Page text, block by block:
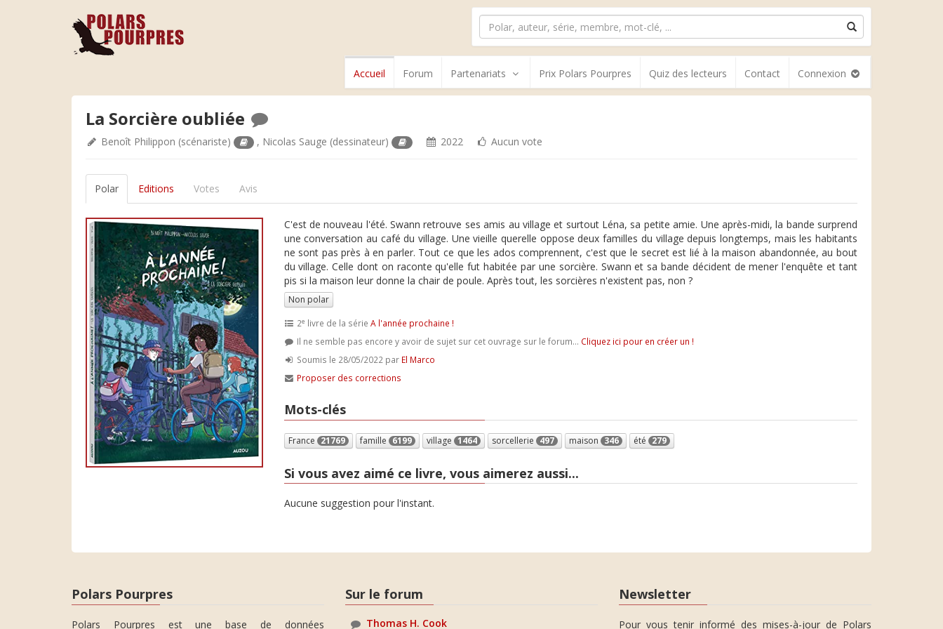
Accueil Forum Partenariats Prix Polars Pourpres Quiz des lecteurs Contact Connexion
La Sorcière oubliée
Benoît Philippon (scénariste) , Nicolas Sauge (dessinateur) 2022 Aucun vote
Polar Editions Votes Avis
C'est de nouveau l'été. Swann retrouve ses amis au village et surtout Léna, sa petite amie. Une après-midi, la bande surprend
une conversation au café du village. Une vieille querelle oppose deux familles du village depuis longtemps, mais les habitants
ne sont pas près à en parler. Tout ce que les ados comprennent, c'est que le secret est lié à la maison abandonnée, au bout
du village. Celle dont on raconte qu'elle fut habitée par une sorcière. Swann et sa bande décident de mener l'enquête et tant
pis si la maison leur donne la chair de poule. Après tout, les sorcières n'existent pas, non ?
Non polar
2e livre de la série A l'année prochaine !
Il ne semble pas encore y avoir de sujet sur cet ouvrage sur le forum... Cliquez ici pour en créer un !
Soumis le 28/05/2022 par El Marco
Proposer des corrections
Mots-clés
France 21769 famille 6199 village 1464 sorcellerie 497 maison 346 été 279
Si vous avez aimé ce livre, vous aimerez aussi...
Aucune suggestion pour l'instant.
Polars Pourpres
Polars Pourpres est une base de données
Sur le forum
Thomas H. Cook
Newsletter
Pour vous tenir informé des mises-à-jour de Polars